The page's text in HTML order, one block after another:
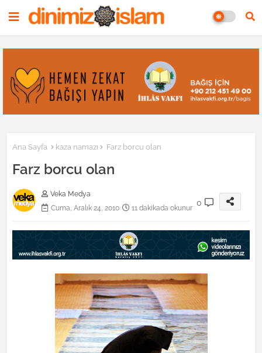
Ana Sayfa kaza namazı Farz borcu olan
Farz borcu olan
Veka Medya
Cuma, Aralık 24, 2010
11 dakikada okunur
0